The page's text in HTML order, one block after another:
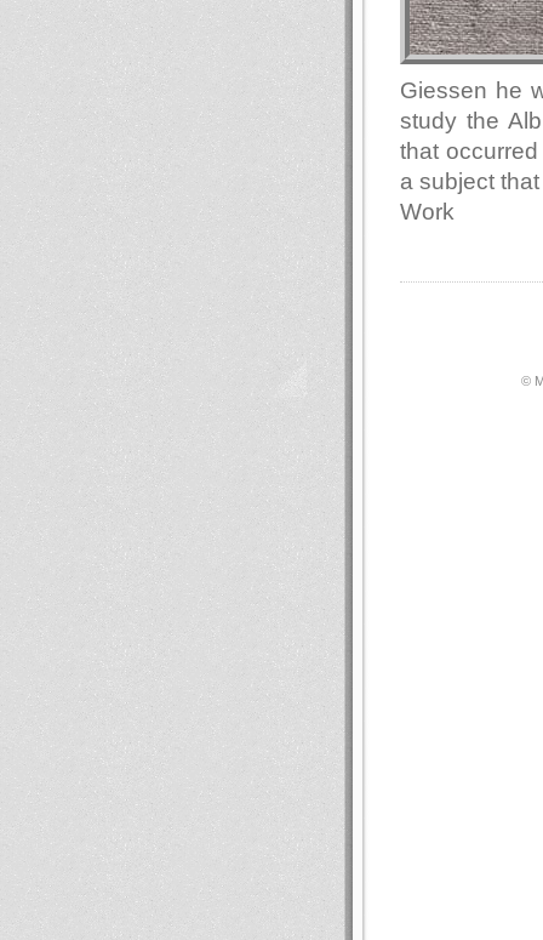
Giessen he
study the
that
a subject
Work
©